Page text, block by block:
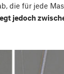
die für jede
jedoch